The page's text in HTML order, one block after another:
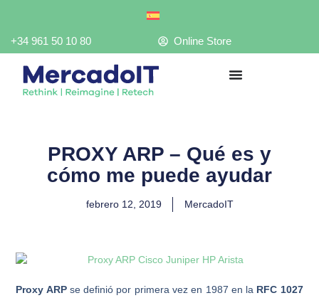
contenido
+34 961 50 10 80 Online Store
PROXY ARP – Qué es y
cómo me puede ayudar
febrero 12, 2019 MercadoIT
Proxy ARPse definió por primera vez en 1987 en la RFC 1027